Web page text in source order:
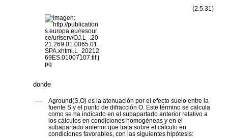
(2.5.31)
donde
— Aground(S,O) es la atenuación por el efecto suelo entre la
fuente Sy el punto de difracción O. Este término se calcula
como se ha indicado en el subapartado anterior relativo a
los cálculos en condiciones homogéneas y en el
subapartado anterior que trata sobre el cálculo en
condiciones favorables, con las siguientes hipótesis: